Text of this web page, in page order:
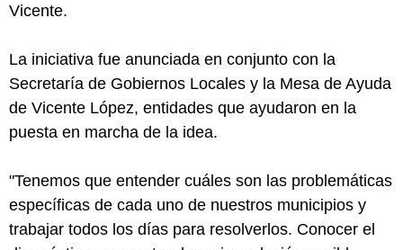
Vicente.
La iniciativa fue anunciada en conjunto con la
Secretaría de Gobiernos Locales y la Mesa de Ayuda
de Vicente López, entidades que ayudaron en la
puesta en marcha de la idea.
"Tenemos que entender cuáles son las problemáticas
específicas de cada uno de nuestros municipios y
trabajar todos los días para resolverlos. Conocer el